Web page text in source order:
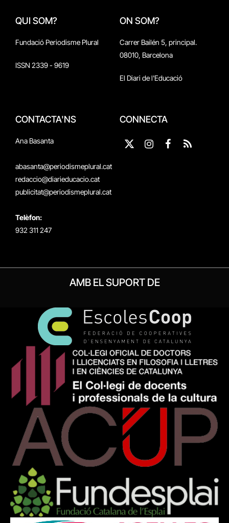
QUI SOM?
Fundació Periodisme Plural
ISSN 2339 - 9619
ON SOM?
Carrer Bailén 5, principal.
08010, Barcelona
El Diari de l'Educació
CONTACTA'NS
Ana Basanta
abasanta@periodismeplural.cat
redaccio@diarieducacio.cat
publicitat@periodismeplural.cat
Telèfon:
932 311 247
CONNECTA
X
Instagram
Facebook
RSS
AMB EL SUPORT DE